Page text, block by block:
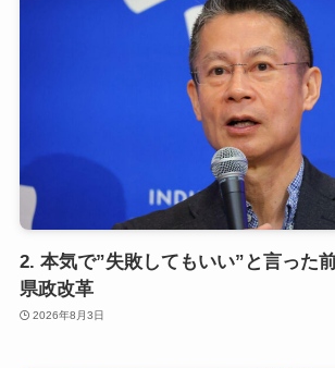
2. 本気で”失敗してもいい”と言った
県政改革
2026年8月3日